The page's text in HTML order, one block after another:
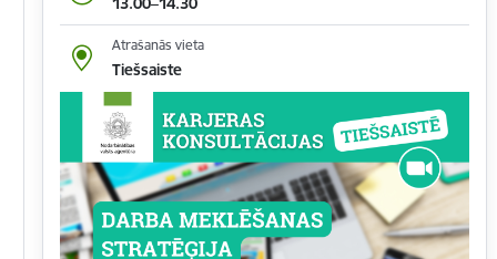
Atrašanās vieta
Tiešsaiste